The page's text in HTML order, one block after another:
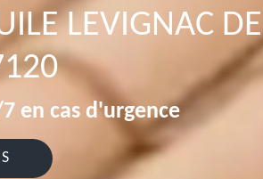
LEVIGNAC DE
en cas d'urgence